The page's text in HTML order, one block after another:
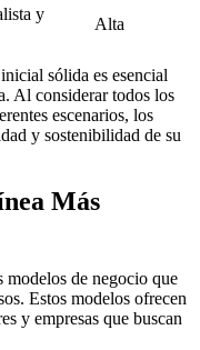
y
Alta
sólida es esencial
Al considerar todos los
escenarios, los
y sostenibilidad de su
Más
de negocio que
Estos modelos ofrecen
y empresas que buscan